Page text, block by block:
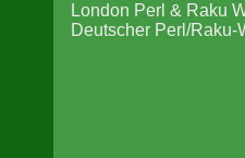
London Perl & Raku
Deutscher Perl/Raku-